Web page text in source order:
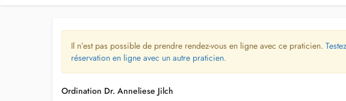
Il n’est pas possible de prendre rendez-vous en ligne avec ce praticien.
réservation en ligne avec un autre praticien.
Ordination Dr. Anneliese Jilch